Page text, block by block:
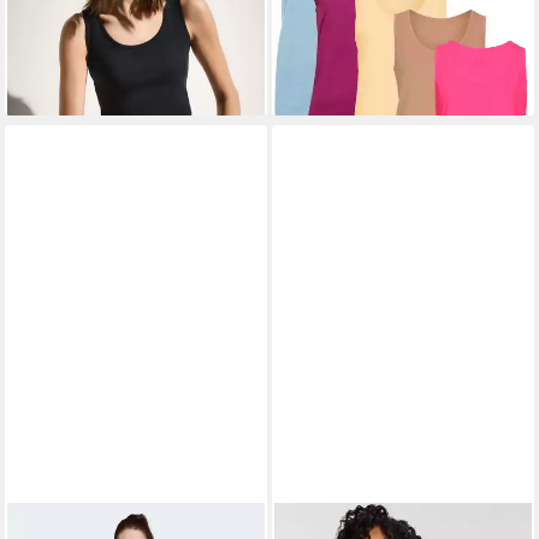
+10
(5,00 €/ 1 Stk)
ADIDAS SPORTSWEAR
ARIZONATanktop mit Logo-